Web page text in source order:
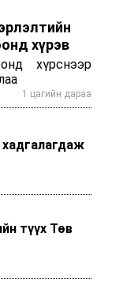
хүрэв
хүрснээр
1 цагийн дараа
түүх Төв